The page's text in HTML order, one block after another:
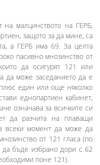
на малцинството на ГЕРБ,
защото за да мине, са
а ГЕРБ има 69. За целта
пасивно мнозинство от
да осигурят 121 или
да може заседанието да е
един или още няколко
еднопартиен кабинет,
означава за всичките си
да разчита на плаващи
всеки момент да може да
от 121 гласа (по
да бъде избрано дори с 62
поне 121).